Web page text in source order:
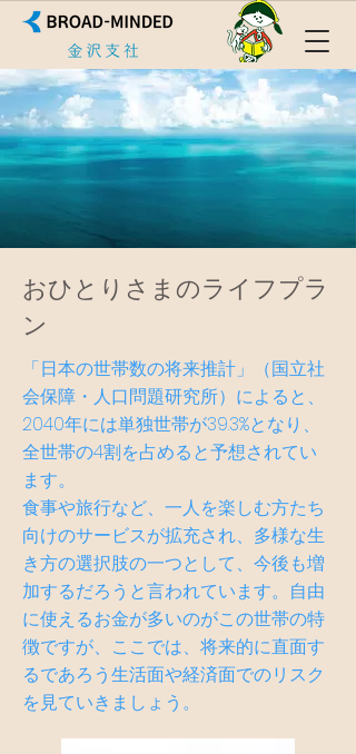
おひとりさまのライフプラ
ン
​「日本の世帯数の将来推計」（国立社
会保障・人口問題研究所）によると、
2040年には単独世帯が39.3%となり、
全世帯の4割を占めると予想されてい
ます。
食事や旅行など、一人を楽しむ方たち
向けのサービスが拡充され、多様な生
き方の選択肢の一つとして、 今後も増
加するだろうと言われています。自由
に使えるお金が多いのがこの世帯の特
徴ですが、ここでは、将来的に直面す
るであろう生活面や経済面でのリスク
を見ていきましょう。